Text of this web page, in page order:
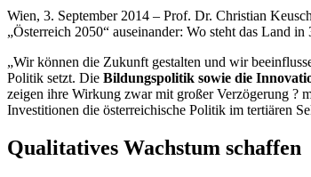
Wien, 3. September 2014 – Prof. Dr. Christian
„Österreich 2050“ auseinander: Wo steht das Land
„Wir können die Zukunft gestalten und wir
Politik setzt. Die Bildungspolitik sowie die
zeigen ihre Wirkung zwar mit großer Verzögerung ?
Investitionen die österreichische Politik im tertiären
Qualitatives Wachstum schaffen